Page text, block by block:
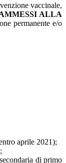
vaccinale,
ALLA
permanente e/o
aprile 2021);
di primo